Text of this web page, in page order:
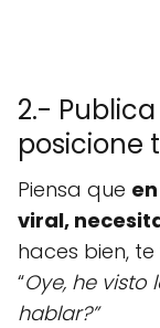
2.-
posicione
Piensa que
viral,
haces bien,
“Oye, he
hablar?”